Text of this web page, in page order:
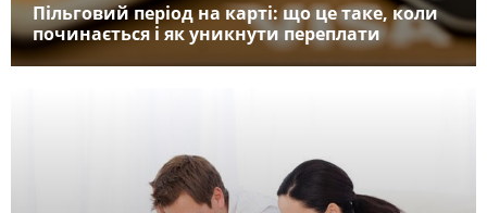
Пільговий період на карті: що це таке, коли
починається і як уникнути переплати